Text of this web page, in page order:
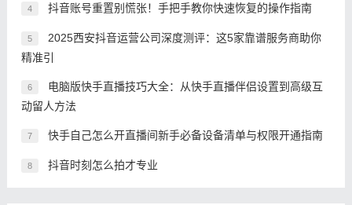
4 抖音账号重置别慌张！手把手教你快速恢复的操作指南
5
2025西安抖音运营公司深度测评：这5家靠谱服务商助你
精准引
6
电脑版快手直播技巧大全：从快手直播伴侣设置到高级互
动留人方法
7 快手自己怎么开直播间新手必备设备清单与权限开通指南
8 抖音时刻怎么拍才专业